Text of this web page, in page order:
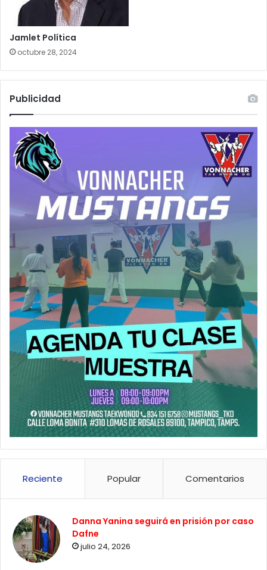
Jamlet Política
octubre 28, 2024
Publicidad
Reciente Popular Comentarios
Danna Yanina seguirá en prisión por caso
Dafne
julio 24, 2026